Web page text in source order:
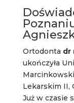
Ortodonta dr
ukończyła
Lekarskim II,
Już w czasie